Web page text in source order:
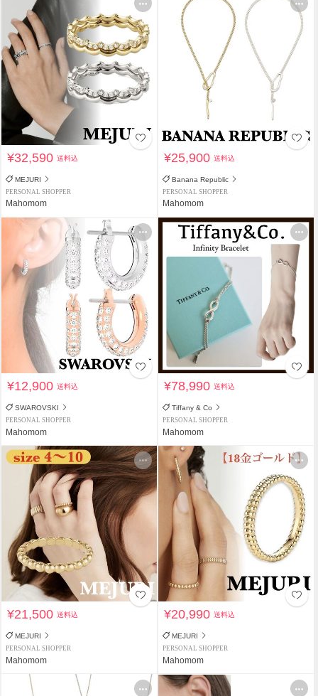
¥32,590送料込
MEJURI
PERSONAL SHOPPER
Mahomom
¥25,900送料込
Banana Republic
PERSONAL SHOPPER
Mahomom
¥12,900送料込
SWAROVSKI
PERSONAL SHOPPER
Mahomom
¥78,990送料込
Tiffany & Co
PERSONAL SHOPPER
Mahomom
¥21,500送料込
MEJURI
PERSONAL SHOPPER
Mahomom
¥20,990送料込
MEJURI
PERSONAL SHOPPER
Mahomom